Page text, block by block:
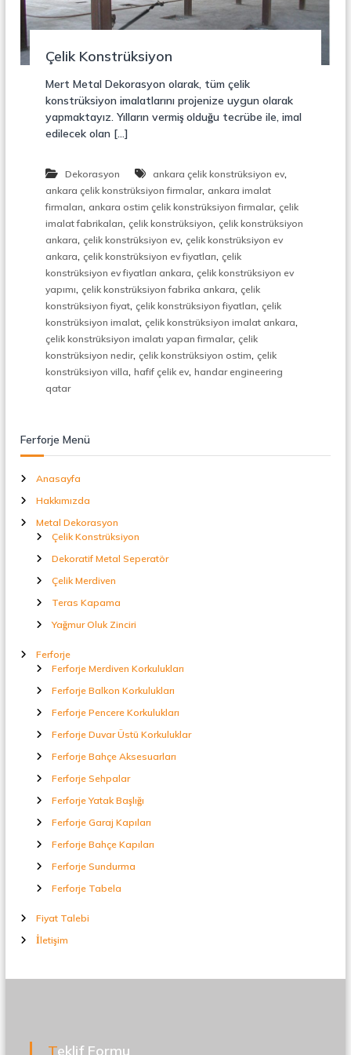
o
n
ü
k
o
n
,
i
k
M
r
d
i
v
e
n
e
t
a
r
Çelik Konstrüksiyon
Mert Metal Dekorasyon olarak, tüm çelik
konstrüksiyon imalatlarını projenize uygun olarak
yapmaktayız. Yılların vermiş olduğu tecrübe ile, imal
edilecek olan […]
Dekorasyon ankara çelik konstrüksiyon ev,
ankara çelik konstrüksiyon firmalar, ankara imalat
firmaları, ankara ostim çelik konstrüksiyon firmalar, çelik
imalat fabrikaları, çelik konstrüksiyon, çelik konstrüksiyon
ankara, çelik konstrüksiyon ev, çelik konstrüksiyon ev
ankara, çelik konstrüksiyon ev fiyatları, çelik
konstrüksiyon ev fiyatları ankara, çelik konstrüksiyon ev
yapımı, çelik konstrüksiyon fabrika ankara, çelik
konstrüksiyon fiyat, çelik konstrüksiyon fiyatları, çelik
konstrüksiyon imalat, çelik konstrüksiyon imalat ankara,
çelik konstrüksiyon imalatı yapan firmalar, çelik
konstrüksiyon nedir, çelik konstrüksiyon ostim, çelik
konstrüksiyon villa, hafif çelik ev, handar engineering
qatar
Ferforje Menü
Anasayfa
Hakkımızda
Metal Dekorasyon
Çelik Konstrüksiyon
Dekoratif Metal Seperatör
Çelik Merdiven
Teras Kapama
Yağmur Oluk Zinciri
Ferforje
Ferforje Merdiven Korkulukları
Ferforje Balkon Korkulukları
Ferforje Pencere Korkulukları
Ferforje Duvar Üstü Korkuluklar
Ferforje Bahçe Aksesuarları
Ferforje Sehpalar
Ferforje Yatak Başlığı
Ferforje Garaj Kapıları
Ferforje Bahçe Kapıları
Ferforje Sundurma
Ferforje Tabela
Fiyat Talebi
İletişim
Teklif Formu